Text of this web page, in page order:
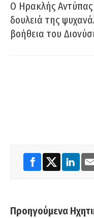
Ο Ηρακλής
δουλειά της
βοήθεια του
Προηγούμενα